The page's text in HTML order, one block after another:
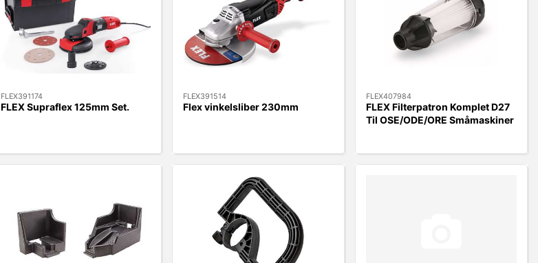
FLEX391174
FLEX Supraflex 125mm Set.
FLEX391514
Flex vinkelsliber 230mm
FLEX407984
FLEX Filterpatron Komplet D27
Til OSE/ODE/ORE Småmaskiner